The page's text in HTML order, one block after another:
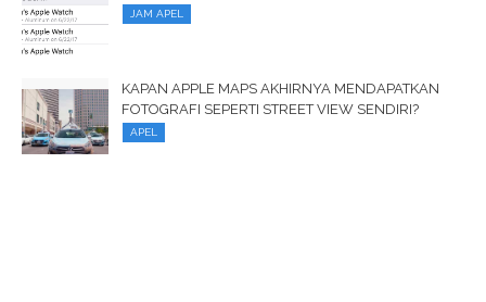
JAM APEL
KAPAN APPLE MAPS AKHIRNYA MENDAPATKAN
FOTOGRAFI SEPERTI STREET VIEW SENDIRI?
APEL